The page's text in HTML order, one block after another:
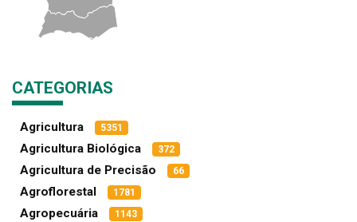
CATEGORIAS
Agricultura 5351
Agricultura Biológica 372
Agricultura de Precisão 66
Agroflorestal 1781
Agropecuária 1143